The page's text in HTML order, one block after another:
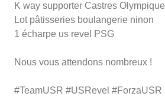
K way supporter Castres Olympique
Lot pâtisseries boulangerie ninon
1 écharpe us revel PSG
Nous vous attendons nombreux !
#TeamUSR #USRevel #ForzaUSR